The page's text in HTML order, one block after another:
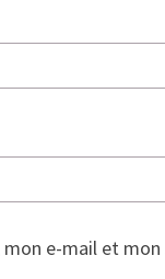
e-mail et